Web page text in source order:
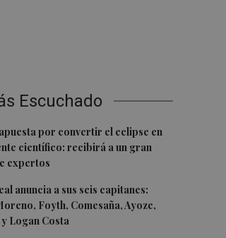
Escuchado
por convertir el eclipse en
científico: recibirá a un gran
expertos
anuncia a sus seis capitanes:
Foyth, Comesaña, Ayoze,
Logan Costa